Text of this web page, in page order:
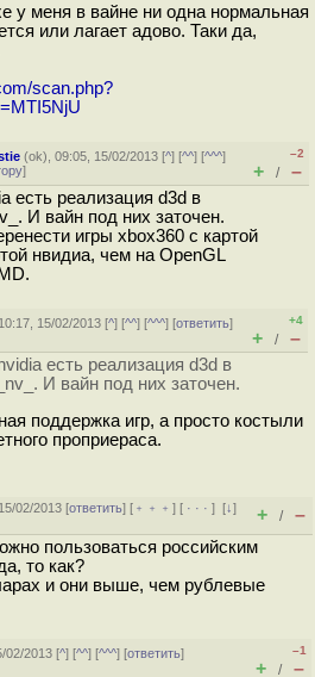
меня в вайне ни одна нормальная
или лагает адово. Таки да,
scan.php?
(ok), 09:05, 15/02/2013 [^] [^^] [^^^]
]
–2
+ / –
есть реализация d3d в
И вайн под них заточен.
игры xbox360 с картой
нвидиа, чем на OpenGL
15/02/2013 [^] [^^] [^^^] [ответить]
+4
+ / –
есть реализация d3d в
И вайн под них заточен.
поддержка игр, а просто костыли
проприераса.
02/2013 [ответить] [ ﹢﹢﹢] [ · · ·][↓]
+ / –
пользоваться российским
то как?
и они выше, чем рублевые
02/2013 [^] [^^] [^^^] [ответить]
–1
+ / –